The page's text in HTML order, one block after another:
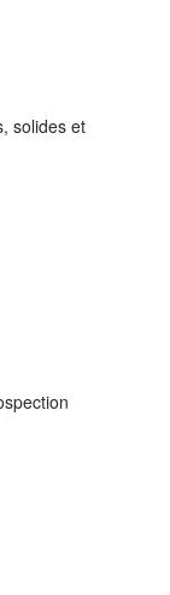
solides et